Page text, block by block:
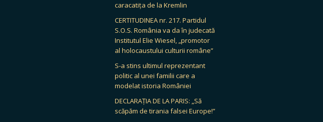
caracatița de la Kremlin
CERTITUDINEA nr. 217. Partidul
S.O.S. România va da în judecată
Institutul Elie Wiesel, „promotor
al holocaustului culturii române”
S-a stins ultimul reprezentant
politic al unei familii care a
modelat istoria României
DECLARAȚIA DE LA PARIS: „Să
scăpăm de tirania falsei Europe!”